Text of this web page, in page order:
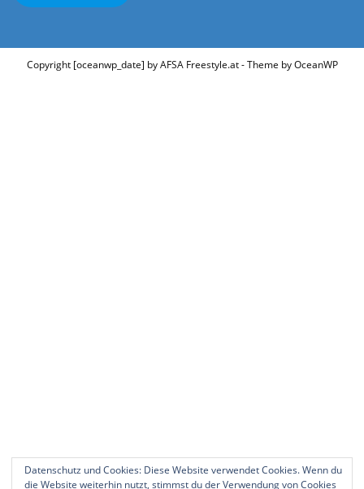
Copyright [oceanwp_date] by AFSA Freestyle.at - Theme by OceanWP
Datenschutz und Cookies: Diese Website verwendet Cookies. Wenn du
die Website weiterhin nutzt, stimmst du der Verwendung von Cookies